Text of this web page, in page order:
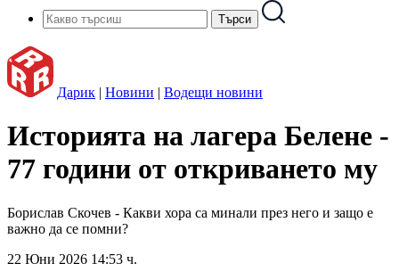
Дарик | Новини | Водещи новини
Историята на лагера Белене -
77 години от откриването му
Борислав Скочев - Какви хора са минали през него и защо е
важно да се помни?
22 Юни 2026 14:53 ч.